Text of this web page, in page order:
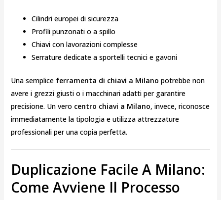
Cilindri europei di sicurezza
Profili punzonati o a spillo
Chiavi con lavorazioni complesse
Serrature dedicate a sportelli tecnici e gavoni
Una semplice ferramenta di chiavi a Milano potrebbe non
avere i grezzi giusti o i macchinari adatti per garantire
precisione. Un vero centro chiavi a Milano, invece, riconosce
immediatamente la tipologia e utilizza attrezzature
professionali per una copia perfetta.
Duplicazione Facile A Milano:
Come Avviene Il Processo